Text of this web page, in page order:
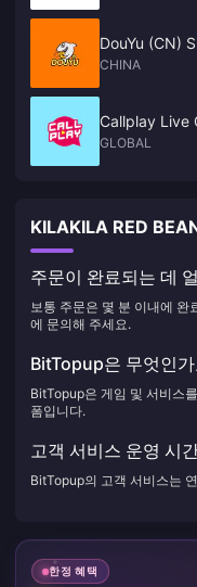
DouYu (CN)
CHINA
Callplay Live
GLOBAL
KILAKILA RED
주문이 완료되는 데
보통 주문은 몇 분 이내에 완
에 문의해 주세요.
BitTopup은 무엇인
BitTopup은 게임 및 서비스
폼입니다.
고객 서비스 운영 시
BitTopup의 고객 서비스는
한정 혜택